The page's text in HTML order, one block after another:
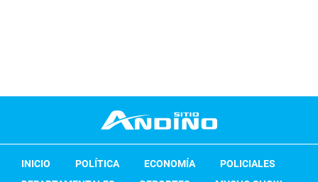
INICIO POLÍTICA ECONOMÍA
POLICIALES